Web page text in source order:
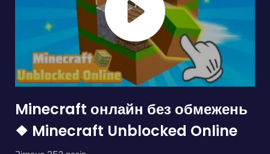
Minecraft онлайн без обмежень
❖ Minecraft Unblocked Online